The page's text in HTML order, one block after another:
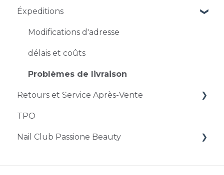
Modification et annulation d'une commande
Réductions et codes promo
Méthodes de paiement
Problèmes de paiement
Éxpeditions
Modifications d'adresse
délais et coûts
Problèmes de livraison
Retours et Service Après-Vente
Retours et restitutions
Service Après-vente
TPO
Nail Club Passione Beauty
Fidelité